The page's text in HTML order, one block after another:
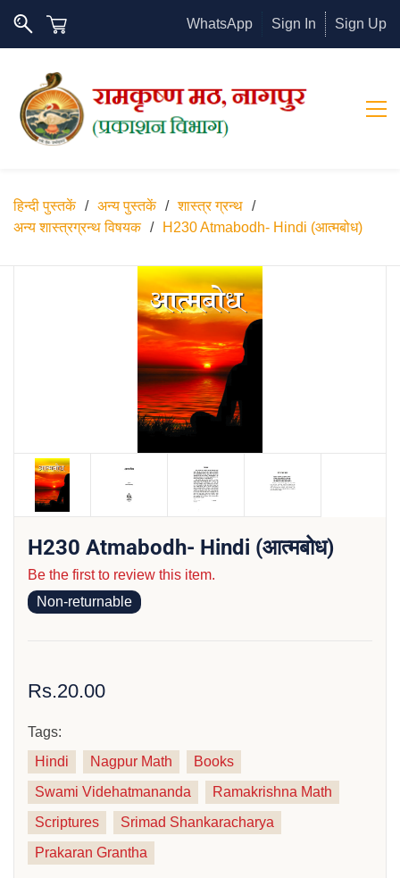
WhatsApp Sign In Sign Up
हिन्दी पुस्तकें / अन्य पुस्तकें / शास्त्र ग्रन्थ /
अन्य शास्त्रग्रन्थ विषयक / H230 Atmabodh- Hindi (आत्मबोध)
H230 Atmabodh- Hindi (आत्मबोध)
Be the first to review this item.
Non-returnable
Rs.20.00
Tags:
Hindi
Nagpur Math
Books
Swami Videhatmananda
Ramakrishna Math
Scriptures
Srimad Shankaracharya
Prakaran Grantha